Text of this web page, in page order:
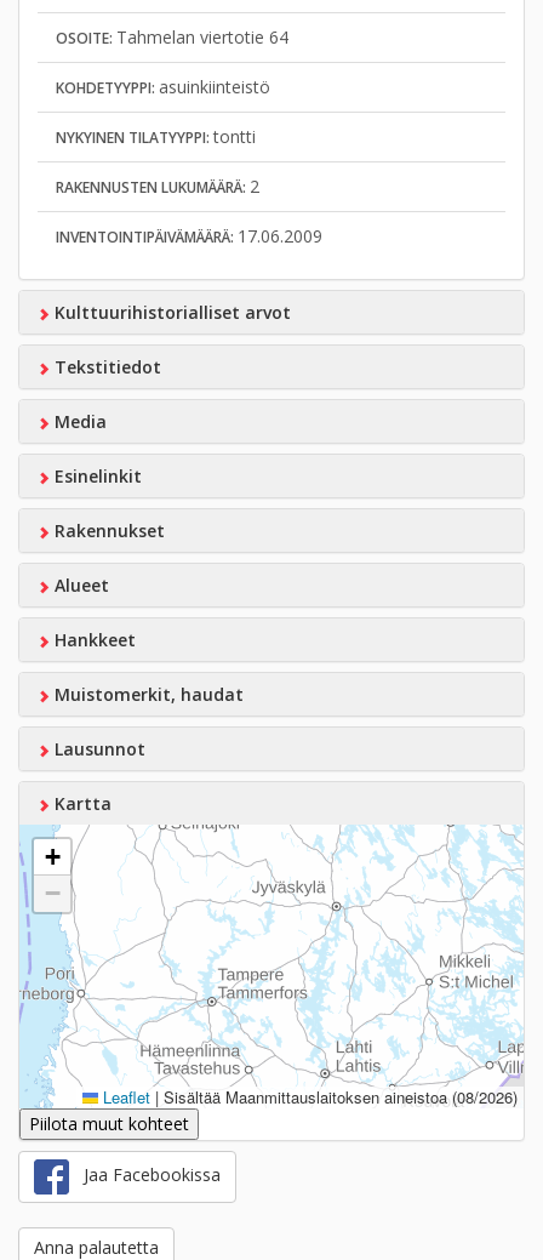
OSOITE: Tahmelan viertotie 64
KOHDETYYPPI: asuinkiinteistö
NYKYINEN TILATYYPPI:tontti
RAKENNUSTEN LUKUMÄÄRÄ: 2
INVENTOINTIPÄIVÄMÄÄRÄ: 17.06.2009
Kulttuurihistorialliset arvot
Tekstitiedot
Media
Esinelinkit
Rakennukset
Alueet
Hankkeet
Muistomerkit, haudat
Lausunnot
Kartta
+
−
Leaflet | Sisältää Maanmittauslaitoksen aineistoa (08/2026)
Piilota muut kohteet
Jaa Facebookissa
Anna palautetta